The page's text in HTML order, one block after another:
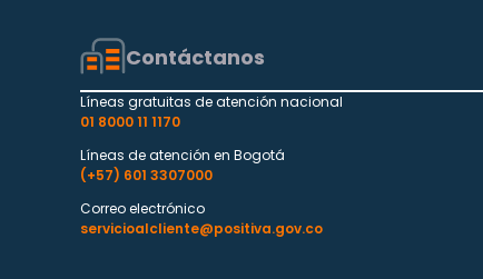
Contáctanos
Líneas gratuitas de atención nacional
01 8000 11 1170
Líneas de atención en Bogotá
(+57) 601 3307000
Correo electrónico
servicioalcliente@positiva.gov.co